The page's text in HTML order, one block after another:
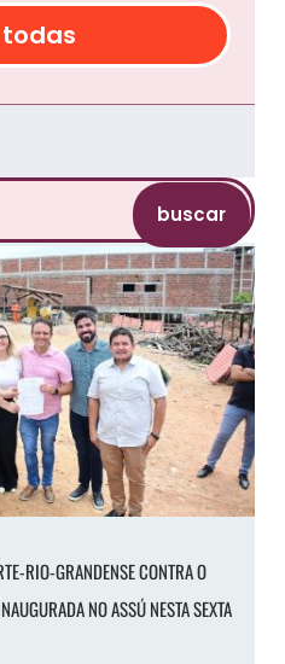
buscar
RIO-GRANDENSE CONTRA O
NO ASSÚ NESTA SEXTA